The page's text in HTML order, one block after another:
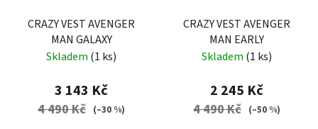
CRAZY VEST AVENGER
MAN GALAXY
Skladem (1 ks)
3 143 Kč
4 490 Kč (–30 %)
CRAZY VEST AVENGER
MAN EARLY
Skladem (1 ks)
2 245 Kč
4 490 Kč (–50 %)